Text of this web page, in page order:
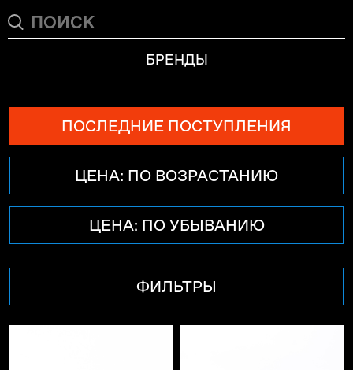
БРЕНДЫ
ПОСЛЕДНИЕ ПОСТУПЛЕНИЯ
ЦЕНА: ПО ВОЗРАСТАНИЮ
ЦЕНА: ПО УБЫВАНИЮ
ФИЛЬТРЫ